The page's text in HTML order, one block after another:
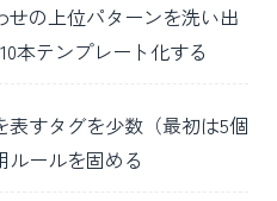
せの上位パターンを洗い出
本テンプレート化する
表すタグを少数（最初は5個
ールを固める